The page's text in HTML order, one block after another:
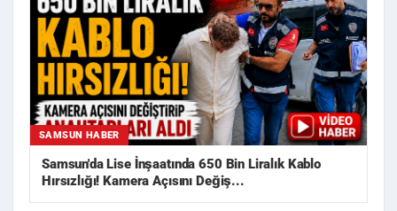
SAMSUN HABER
Samsun'da Lise İnşaatında 650 Bin Liralık Kablo
Hırsızlığı! Kamera Açısını Değiş...